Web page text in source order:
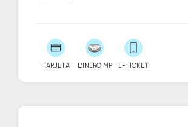
TARJETA DINERO MP E-TICKET